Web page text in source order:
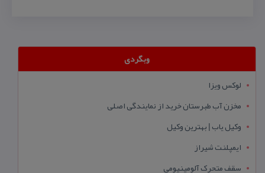
وبگردی
لوکس ویزا
مخزن آب طبرستان خرید از نمایندگی اصلی
وکیل یاب | بهترین وکیل
ایمپلنت شیراز
سقف متحرک آلومینیومی